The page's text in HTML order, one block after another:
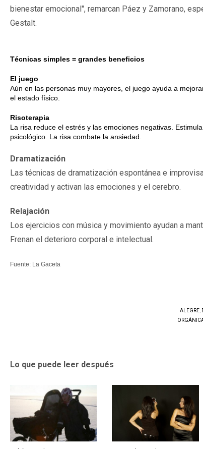
bienestar emocional", remarcan Páez y Zamorano,
Gestalt.
Técnicas simples = grandes beneficios
El juego
Aún en las personas muy mayores, el juego ayuda a
el estado físico.
Risoterapia
La risa reduce el estrés y las emociones negativas.
psicológico. La risa combate la ansiedad.
Dramatización
Las técnicas de dramatización espontánea e
creatividad y activan las emociones y el cerebro.
Relajación
Los ejercicios con música y movimiento ayudan a
Frenan el deterioro corporal e intelectual.
Fuente: La Gaceta
ALEGRE
Lo que puede leer después